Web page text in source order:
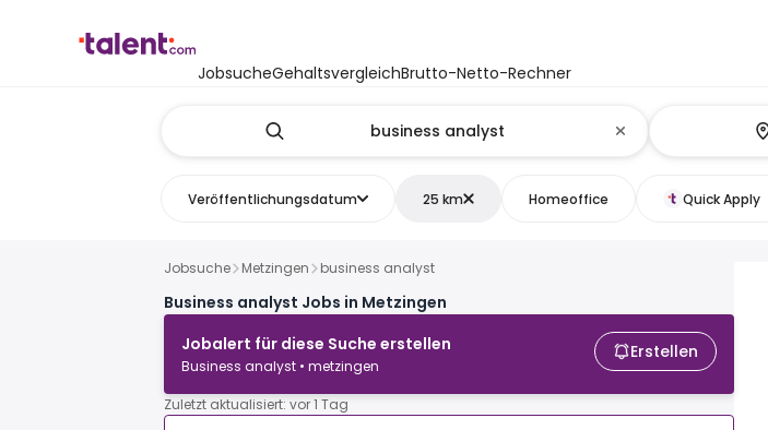
JobsucheGehaltsvergleichBrutto-Netto-Rechner
Veröffentlichungsdatum 25 km Homeoffice Quick Apply
Jobsuche Metzingen business analyst
Business analyst Jobs in Metzingen
Jobalert für diese Suche erstellen
Business analyst • metzingen
Erstellen
Zuletzt aktualisiert: vor 1 Tag